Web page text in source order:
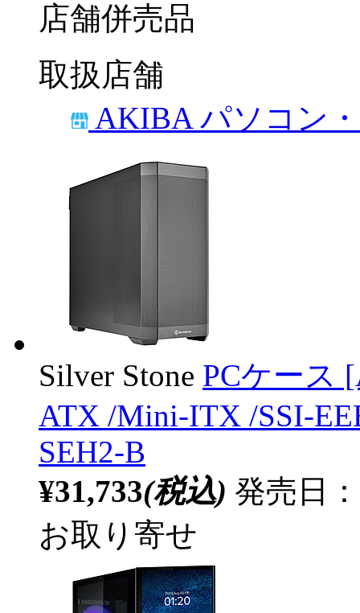
店舗併売品
取扱店舗
AKIBA パソコン
Silver Stone PCケース
ATX /Mini-ITX /SSI-
SEH2-B
¥31,733(税込) 発売日
お取り寄せ